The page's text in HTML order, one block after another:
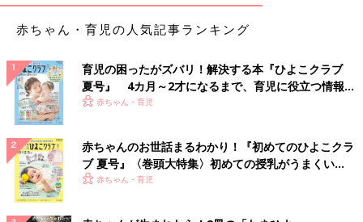
赤ちゃん・育児の人気記事ランキング
育児の困ったがズバリ！解決する本『ひよこクラブ
夏号』 4カ月～2才になるまで、育児に役立つ情報が
いっぱい！
赤ちゃん・育児
赤ちゃんのお世話まるわかり！『初めてのひよこクラ
ブ 夏号』〈巻頭大特集〉初めての授乳がうまくい
く！ おっぱい・ミルクの基本と夏のトラブル 解決テ
赤ちゃん・育児